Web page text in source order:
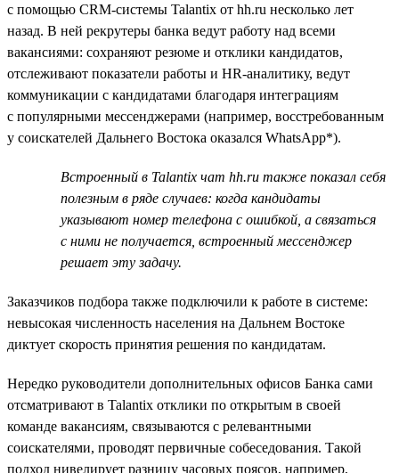
с помощью CRM-системы Talantix от hh.ru несколько лет
назад. В ней рекрутеры банка ведут работу над всеми
вакансиями: сохраняют резюме и отклики кандидатов,
отслеживают показатели работы и HR-аналитику, ведут
коммуникации с кандидатами благодаря интеграциям
с популярными мессенджерами (например, восстребованным
у соискателей Дальнего Востока оказался WhatsApp*).
Встроенный в Talantix чат hh.ru также показал себя
полезным в ряде случаев: когда кандидаты
указывают номер телефона с ошибкой, а связаться
с ними не получается, встроенный мессенджер
решает эту задачу.
Заказчиков подбора также подключили к работе в системе:
невысокая численность населения на Дальнем Востоке
диктует скорость принятия решения по кандидатам.
Нередко руководители дополнительных офисов Банка сами
отсматривают в Talantix отклики по открытым в своей
команде вакансиям, связываются с релевантными
соискателями, проводят первичные собеседования. Такой
подход нивелирует разницу часовых поясов, например,